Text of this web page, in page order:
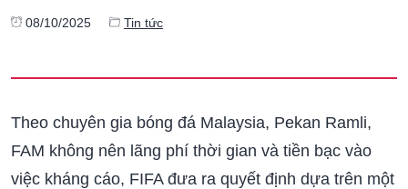
08/10/2025 Tin tức
Theo chuyên gia bóng đá Malaysia, Pekan Ramli,
FAM không nên lãng phí thời gian và tiền bạc vào
việc kháng cáo, FIFA đưa ra quyết định dựa trên một